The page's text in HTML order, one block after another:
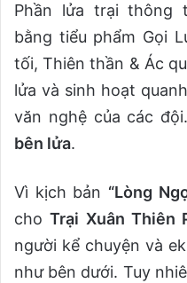
Phần lửa trại thông
bằng tiểu phẩm Gọi
tối, Thiên thần & Ác
lửa và sinh hoạt
văn nghệ của các
bên lửa.
Vì kịch bản “Lòng
choTrại Xuân Thiên
người kể chuyện và
như bên dưới. Tuy